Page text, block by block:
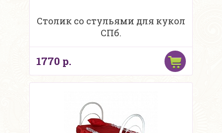
Столик со стульями для кукол
СПб.
1770 р.